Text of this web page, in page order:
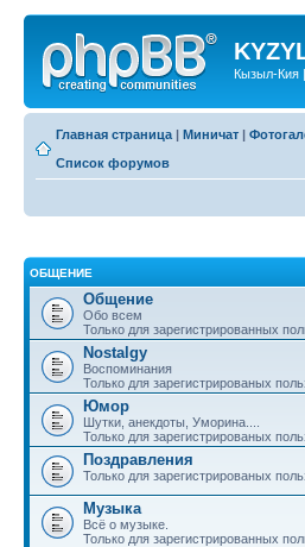
Кызыл-Кия
Главная страница | Миничат |
Список форумов
ОБЩЕНИЕ
Общение
Обо всем
Только для зарегистрированных
Nostalgy
Воспоминания
Только для зарегистрированых
Юмор
Шутки, анекдоты, Уморина....
Только для зарегистрированых
Поздравления
Только для зарегистрированых
Музыка
Всё о музыке.
Только для зарегистрированных